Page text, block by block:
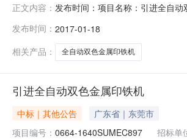
正文内容： 发布时间：项目名称：引进全自
制造商：富士机械工业株式会社
发布时间： 2017-01-18
相关产品：
全自动双色金属印铁机
引进全自动双色金属印铁机
中标｜其他公告
广东省｜东莞市
项目编号： 0664-1640SUMEC897 招标单